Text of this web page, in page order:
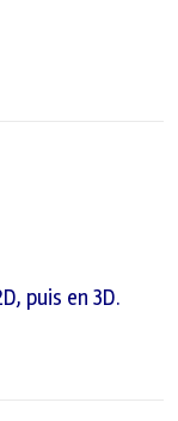
puis en 3D.